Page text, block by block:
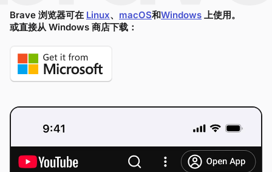
Brave 浏览器可在 Linux、 macOS和Windows 上使用。
或直接从 Windows 商店下载：